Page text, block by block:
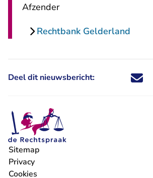
Afzender
Rechtbank Gelderland
Deel dit nieuwsbericht: Deel dit
Deel
Deel
Sitemap
Privacy
Cookies